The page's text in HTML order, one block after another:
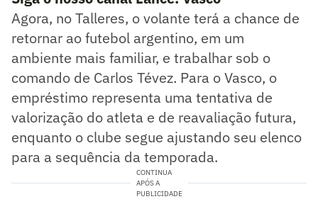
Agora, no Talleres, o volante terá a chance de
retornar ao futebol argentino, em um
ambiente mais familiar, e trabalhar sob o
comando de Carlos Tévez. Para o Vasco, o
empréstimo representa uma tentativa de
valorização do atleta e de reavaliação futura,
enquanto o clube segue ajustando seu elenco
para a sequência da temporada.
CONTINUA
APÓS A
PUBLICIDADE